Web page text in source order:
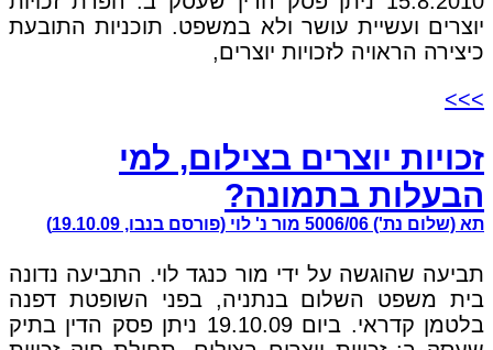
יוצרים ועשיית עושר ולא במשפט. תוכניות התובעת
כיצירה הראויה לזכויות יוצרים,
>>>
זכויות יוצרים בצילום, למי
הבעלות בתמונה?
תא (שלום נת') 5006/06 מור נ' לוי (פורסם בנבו, 19.10.09)
תביעה שהוגשה על ידי מור כנגד לוי. התביעה נדונה
בית משפט השלום בנתניה, בפני השופטת דפנה
בלטמן קדראי. ביום 19.10.09 ניתן פסק הדין בתיק